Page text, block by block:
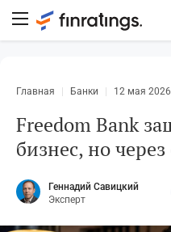
Главная Банки 12 мая 2026
Freedom Bank
бизнес, но
Геннадий Савицкий
Эксперт